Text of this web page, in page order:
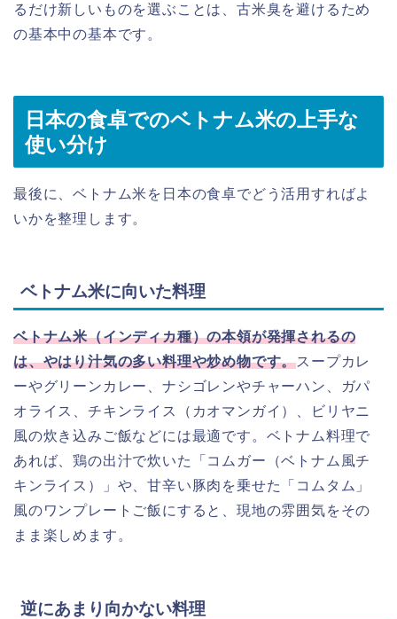
るだけ新しいものを選ぶことは、古米臭を避けるため
の基本中の基本です。
日本の食卓でのベトナム米の上手な
使い分け
最後に、ベトナム米を日本の食卓でどう活用すればよ
いかを整理します。
ベトナム米に向いた料理
ベトナム米（インディカ種）の本領が発揮されるの
は、やはり汁気の多い料理や炒め物です。スープカレ
ーやグリーンカレー、ナシゴレンやチャーハン、ガパ
オライス、チキンライス（カオマンガイ）、ビリヤニ
風の炊き込みご飯などには最適です。ベトナム料理で
あれば、鶏の出汁で炊いた「コムガー（ベトナム風チ
キンライス）」や、甘辛い豚肉を乗せた「コムタム」
風のワンプレートご飯にすると、現地の雰囲気をその
まま楽しめます。
逆にあまり向かない料理